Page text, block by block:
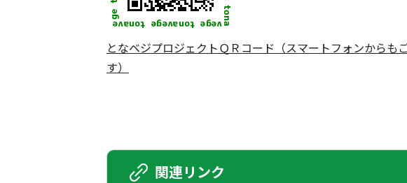
となベジプロジェクトＱＲコード（スマートフォンからも
す）
関連リンク